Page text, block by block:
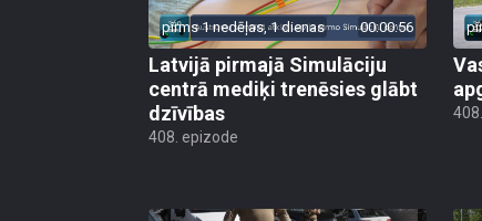
pirms 1 nedēļas, 1 dienas 00:00:56
Latvijā pirmajā Simulāciju
centrā mediķi trenēsies glābt
dzīvības
408. epizode